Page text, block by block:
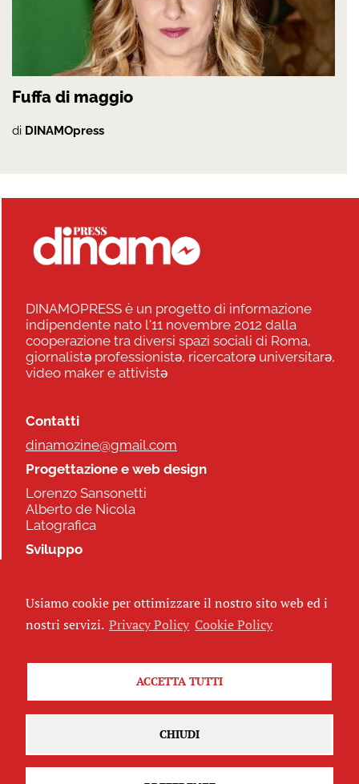
Fuffa di maggio
di DINAMOpress
DINAMOPRESS è un progetto di informazione
indipendente nato l'11 novembre 2012 dalla
cooperazione tra diversi spazi sociali di Roma,
giornalistə professionistə, ricercatorə universitarə,
video maker e attivistə
Contatti
dinamozine@gmail.com
Progettazione e web design
Lorenzo Sansonetti
Alberto de Nicola
Latografica
Sviluppo
Seguici
Iscriviti alla newsletter
Usiamo cookie per ottimizzare il nostro sito web ed i
nostri servizi. Privacy Policy Cookie Policy
ACCETTA TUTTI
CHIUDI